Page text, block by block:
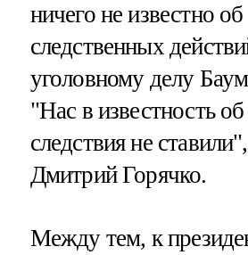
ничего не известно
следственных
уголовному делу
"Нас в известность
следствия не
Дмитрий Горячко.
Между тем, к